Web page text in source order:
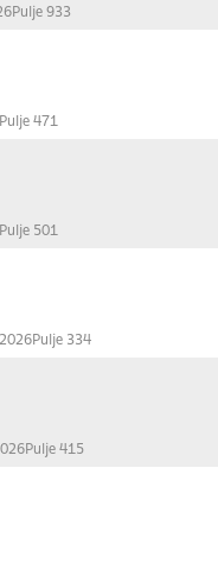
Pulje 933
Pulje 471
Pulje 501
Pulje 334
Pulje 415